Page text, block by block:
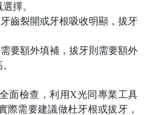
擇。
齒裂開或牙根吸收明顯，拔牙
要額外填補，拔牙則需要額外
面檢查，利用 X光同專業工具
際需要建議做杜牙根或拔牙，